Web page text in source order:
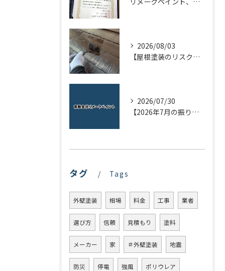
2026/08/03
【屋根塗装のリスクを下げる！】屋根の点検はドローンで！
2026/07/30
【2026年7月の振り返り】リメークペイントブログまとめ
タグ Tags
外壁塗装 相場 料金 工事 業者
選び方 信頼 見積もり 塗料
メーカー 家 ＃外壁塗装 地震
防災 停電 強風 ポリウレア